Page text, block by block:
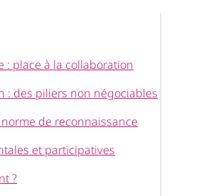
: place à la collaboration
: des piliers non négociables
de reconnaissance
et participatives
?